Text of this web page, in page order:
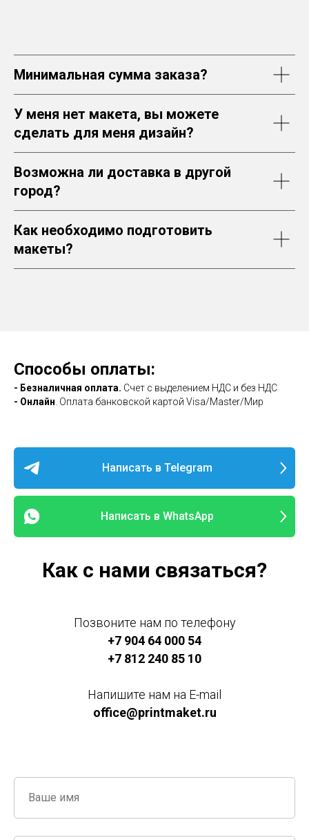
Минимальная сумма заказа?
У меня нет макета, вы можете
сделать для меня дизайн?
Возможна ли доставка в другой
город?
Как необходимо подготовить
макеты?
Способы оплаты:
- Безналичная оплата. Счет с выделением НДС и без НДС
- Онлайн . Оплата банковской картой Visa/Master/Мир
Написать в Telegram
Написать в WhatsApp
Как с нами связаться?
Позвоните нам по телефону
+7 904 64 000 54
+7 812 240 85 10
Напишите нам на E-mail
office@printmaket.ru